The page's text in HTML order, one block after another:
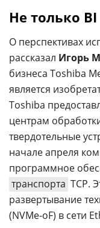
Не только BI
О перспективах
рассказал Игорь
бизнеса Toshiba
является
Toshiba
центрам
твердотельные
начале апреля
программное
транспорта TCP.
развертывание
(NVMe-oF) в сети